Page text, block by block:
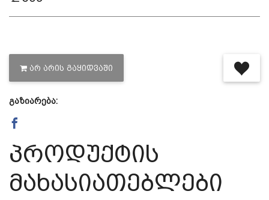
საკონტაქტო ინფორმაცია
წესები და პირობები
დაბრუნება და გადაცვლის
პოლიტიკა
ᲐᲠ ᲐᲠᲘᲡ ᲒᲐᲧᲘᲓᲕᲐᲨᲘ
გაზიარება:
პროდუქტის
მახასიათებლები